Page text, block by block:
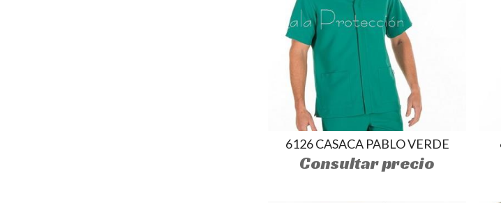
6126 CASACA PABLO VERDE
Consultar precio